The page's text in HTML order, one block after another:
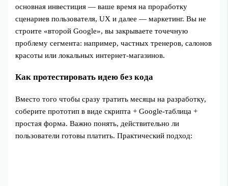
основная инвестиция — ваше время на проработку
сценариев пользователя, UX и далее — маркетинг. Вы не
строите «второй Google», вы закрываете точечную
проблему сегмента: например, частных тренеров, салонов
красоты или локальных интернет‑магазинов.
Как протестировать идею без кода
Вместо того чтобы сразу тратить месяцы на разработку,
соберите прототип в виде скрипта + Google‑таблица +
простая форма. Важно понять, действительно ли
пользователи готовы платить. Практический подход: